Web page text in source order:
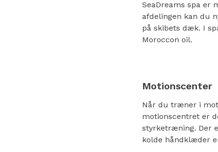
SeaDreams spa er
afdelingen kan du
på skibets dæk. I
Moroccon oil.
Motionscenter
Når du træner i
motionscentret er
styrketræning. Der
kolde håndklæder